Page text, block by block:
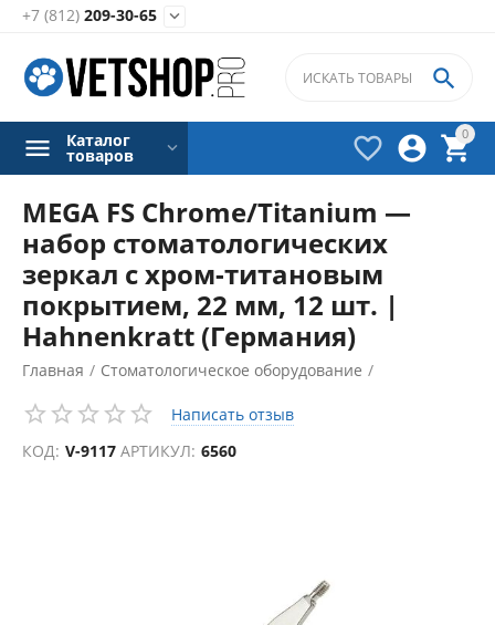
+7 (812) 209-30-65 
0




Каталог
товаров
MEGA FS Chrome/Titanium —
набор стоматологических
зеркал с хром-титановым
покрытием, 22 мм, 12 шт. |
Hahnenkratt (Германия)
Главная / Стоматологическое оборудование /
Зуботехнические принадлежности
Написать отзыв
КОД: V-9117 АРТИКУЛ: 6560